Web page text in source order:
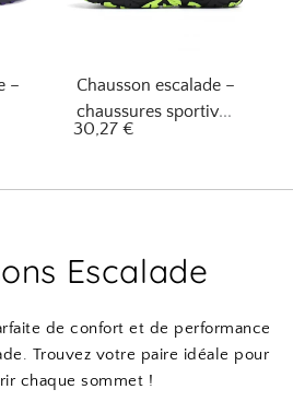
–
Chausson escalade –
chaussures sportives
émeraude
30,27 €
Escalade
de confort et de performance
Trouvez votre paire idéale pour
chaque sommet !